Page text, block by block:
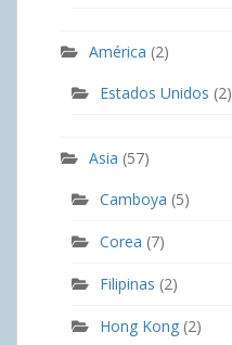
América (2)
Estados Unidos (2)
Asia (57)
Camboya (5)
Corea (7)
Filipinas (2)
Hong Kong (2)